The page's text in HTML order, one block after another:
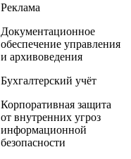
Реклама
Документационное
обеспечение управления
и архивоведения
Бухгалтерский учёт
Корпоративная защита
от внутренних угроз
информационной
безопасности